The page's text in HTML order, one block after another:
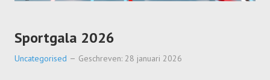
Sportgala 2026
Uncategorised Geschreven: 28 januari 2026